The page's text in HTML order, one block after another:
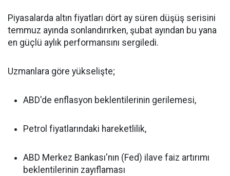
Piyasalarda altın fiyatları dört ay süren düşüş serisini
temmuz ayında sonlandırırken, şubat ayından bu yana
en güçlü aylık performansını sergiledi.
Uzmanlara göre yükselişte;
ABD'de enflasyon beklentilerinin gerilemesi,
Petrol fiyatlarındaki hareketlilik,
ABD Merkez Bankası'nın (Fed) ilave faiz artırımı
beklentilerinin zayıflaması